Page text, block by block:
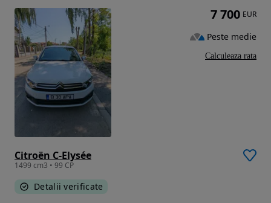
Citroën C-Elysée
1499 cm3 • 99 CP
Detalii verificate
7 700 EUR
Peste medie
Calculeaza rata